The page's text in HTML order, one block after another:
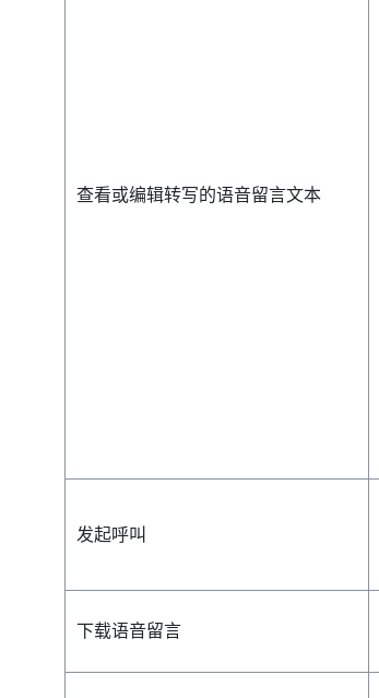
查看或编辑转写的语音留言文本
发起呼叫
下载语音留言